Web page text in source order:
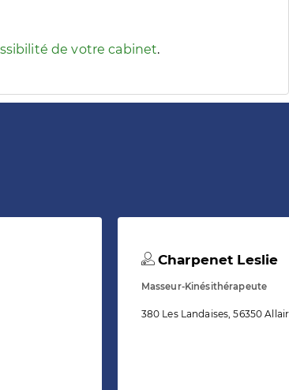
les informations d'accessibilité associées
de votre cabinet.
Charpenet Leslie
Masseur-Kinésithérapeute
380 Les Landaises, 56350